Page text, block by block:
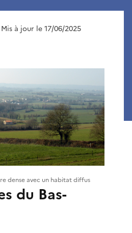
à jour le 17/06/2025
dense avec un habitat diffus
du Bas-